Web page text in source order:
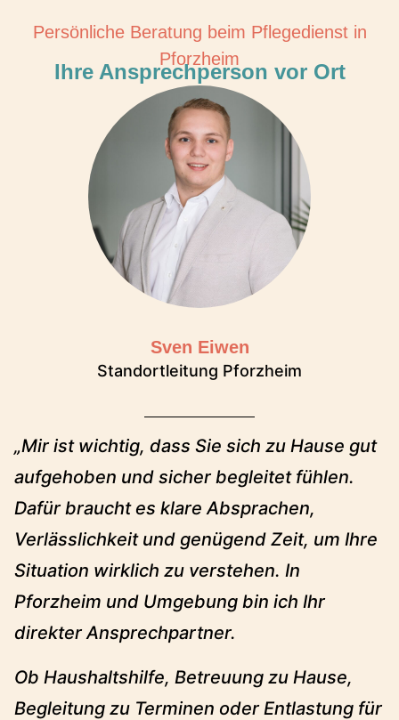
Persönliche Beratung beim Pflegedienst in
Pforzheim
Ihre Ansprechperson vor Ort
Sven Eiwen
Standortleitung Pforzheim
„Mir ist wichtig, dass Sie sich zu Hause gut
aufgehoben und sicher begleitet fühlen.
Dafür braucht es klare Absprachen,
Verlässlichkeit und genügend Zeit, um Ihre
Situation wirklich zu verstehen. In
Pforzheim und Umgebung bin ich Ihr
direkter Ansprechpartner.
Ob Haushaltshilfe, Betreuung zu Hause,
Begleitung zu Terminen oder Entlastung für